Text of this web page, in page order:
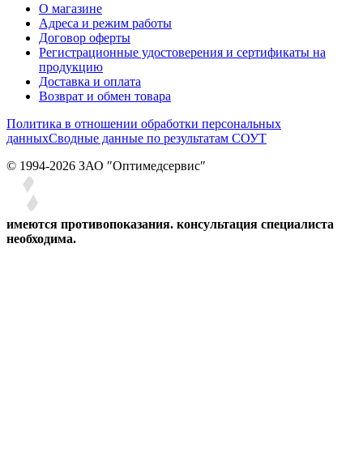
О магазине
Адреса и режим работы
Договор оферты
Регистрационные удостоверения и сертификаты на
продукцию
Доставка и оплата
Возврат и обмен товара
Политика в отношении обработки персональных
данныхСводные данные по результатам СОУТ
© 1994-2026 ЗАО ″Оптимедсервис″
имеются противопоказания. консультация специалиста
необходима.